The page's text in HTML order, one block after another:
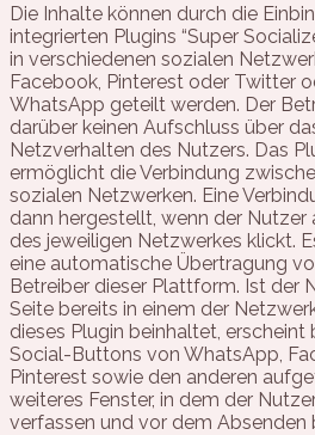
Die Inhalte können durch die
integrierten Plugins “Super
in verschiedenen sozialen
Facebook, Pinterest oder Twitter
WhatsApp geteilt werden. Der
darüber keinen Aufschluss über
Netzverhalten des Nutzers. Das
ermöglicht die Verbindung
sozialen Netzwerken. Eine
dann hergestellt, wenn der
des jeweiligen Netzwerkes klickt.
eine automatische Übertragung
Betreiber dieser Plattform. Ist der
Seite bereits in einem der
dieses Plugin beinhaltet,
Social-Buttons von WhatsApp,
Pinterest sowie den anderen
weiteres Fenster, in dem der
verfassen und vor dem Absenden